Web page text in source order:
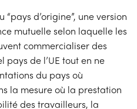
d’origine”, une version
mutuelle selon laquelle les
commercialiser des
pays de l’UE tout en ne
du pays où
la mesure où la prestation
des travailleurs, la